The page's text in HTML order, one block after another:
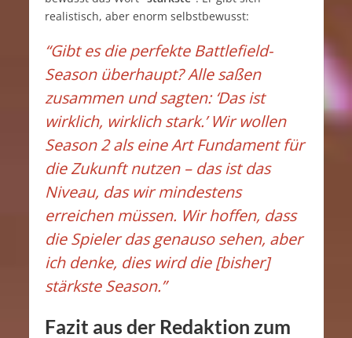
realistisch, aber enorm selbstbewusst:
“Gibt es die perfekte Battlefield-
Season überhaupt? Alle saßen
zusammen und sagten: ‘Das ist
wirklich, wirklich stark.’ Wir wollen
Season 2 als eine Art Fundament für
die Zukunft nutzen – das ist das
Niveau, das wir mindestens
erreichen müssen. Wir hoffen, dass
die Spieler das genauso sehen, aber
ich denke, dies wird die [bisher]
stärkste Season.”
Fazit aus der Redaktion zum